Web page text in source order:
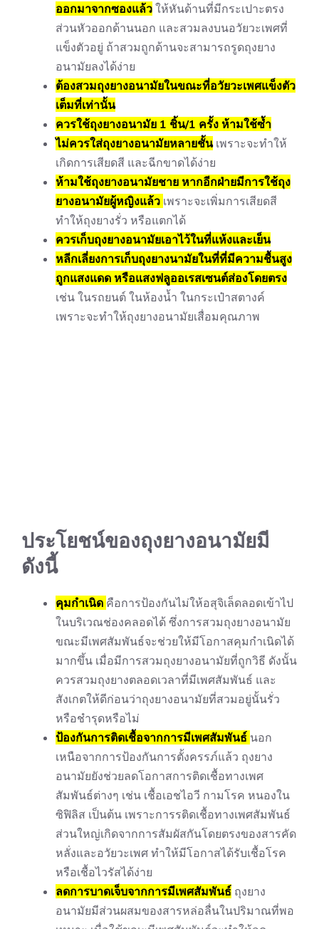
ออกมาจากซองแล้ว ให้หันด้านที่มีกระเปาะตรง
ส่วนหัวออกด้านนอก และสวมลงบนอวัยวะเพศที่
แข็งตัวอยู่ ถ้าสวมถูกด้านจะสามารถรูดถุงยาง
อนามัยลงได้ง่าย
ต้องสวมถุงยางอนามัยในขณะที่อวัยวะเพศแข็งตัว
เต็มที่เท่านั้น
ควรใช้ถุงยางอนามัย 1 ชิ้น/1 ครั้ง ห้ามใช้ซ้ำ
ไม่ควรใส่ถุงยางอนามัยหลายชั้นเพราะจะทำให้
เกิดการเสียดสี และฉีกขาดได้ง่าย
ห้ามใช้ถุงยางอนามัยชาย หากอีกฝ่ายมีการใช้ถุง
ยางอนามัยผู้หญิงแล้ว เพราะจะเพิ่มการเสียดสี
ทำให้ถุงยางรั่ว หรือแตกได้
ควรเก็บถุงยางอนามัยเอาไว้ในที่แห้งและเย็น
หลีกเลี่ยงการเก็บถุงยางนามัยในที่ที่มีความชื้นสูง
ถูกแสงแดด หรือแสงฟลูออเรสเซนต์ส่องโดยตรง
เช่น ในรถยนต์ ในห้องน้ำ ในกระเป๋าสตางค์
เพราะจะทำให้ถุงยางอนามัยเสื่อมคุณภาพ
ประโยชน์ของถุงยางอนามัยมี
ดังนี้
คุมกำเนิด คือการป้องกันไม่ให้อสุจิเล็ดลอดเข้าไป
ในบริเวณช่องคลอดได้ ซึ่งการสวมถุงยางอนามัย
ขณะมีเพศสัมพันธ์จะช่วยให้มีโอกาสคุมกำเนิดได้
มากขึ้น เมื่อมีการสวมถุงยางอนามัยที่ถูกวิธี ดังนั้น
ควรสวมถุงยางตลอดเวลาที่มีเพศสัมพันธ์ และ
สังเกตให้ดีก่อนว่าถุงยางอนามัยที่สวมอยู่นั้นรั่ว
หรือชำรุดหรือไม่
ป้องกันการติดเชื้อจากการมีเพศสัมพันธ์ นอก
เหนือจากการป้องกันการตั้งครรภ์แล้ว ถุงยาง
อนามัยยังช่วยลดโอกาสการติดเชื้อทางเพศ
สัมพันธ์ต่างๆ เช่น เชื้อเอชไอวี กามโรค หนองใน
ซิฟิลิส เป็นต้น เพราะการรติดเชื้อทางเพศสัมพันธ์
ส่วนใหญ่เกิดจากการสัมผัสกันโดยตรงของสารคัด
หลั่งและอวัยวะเพศ ทำให้มีโอกาสได้รับเชื้อโรค
หรือเชื้อไวรัสได้ง่าย
ลดการบาดเจ็บจากการมีเพศสัมพันธ์ ถุงยาง
อนามัยมีส่วนผสมของสารหล่อลื่นในปริมาณที่พอ